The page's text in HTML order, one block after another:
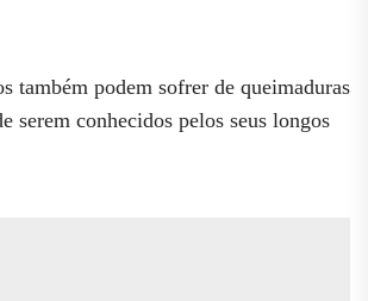
também podem sofrer de queimaduras
serem conhecidos pelos seus longos